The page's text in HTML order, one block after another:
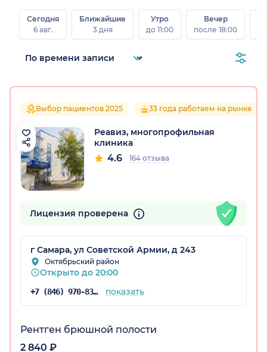
Сегодня
6 авг.
Ближайшие
3 дня
Утро
до 11:00
Вечер
после 18:00
Выбор пациентов 2025 33 года работаем на рынке
Реавиз, многопрофильная
клиника
4.6 164 отзыва
Лицензия проверена
г Самара, ул Советской Армии, д 243
Октябрьский район
Открыто до 20:00
+7 (846) 970-83-16 показать
Рентген брюшной полости
2 840 ₽